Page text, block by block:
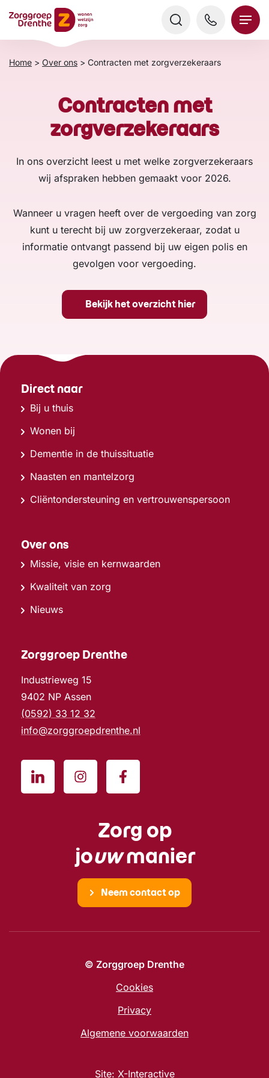
naar
content
Home > Over ons > Contracten met zorgverzekeraars
Contracten met
zorgverzekeraars
In ons overzicht leest u met welke zorgverzekeraars
wij afspraken hebben gemaakt voor 2026.
Wanneer u vragen heeft over de vergoeding van zorg
kunt u terecht bij uw zorgverzekeraar, zodat u
informatie ontvangt passend bij uw eigen polis en
gevolgen voor vergoeding.
Bekijk het overzicht hier
Direct naar
Bij u thuis
Wonen bij
Dementie in de thuissituatie
Naasten en mantelzorg
Cliëntondersteuning en vertrouwenspersoon
Over ons
Missie, visie en kernwaarden
Kwaliteit van zorg
Nieuws
Zorggroep Drenthe
Industrieweg 15
9402 NP Assen
(0592) 33 12 32
info@zorggroepdrenthe.nl
Zorg op
jouwmanier
Neem contact op
© Zorggroep Drenthe
Cookies
Privacy
Algemene voorwaarden
Site: X-Interactive